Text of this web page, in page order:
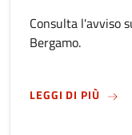
Consulta l'avviso
Bergamo.
LEGGI DI PIÙSU